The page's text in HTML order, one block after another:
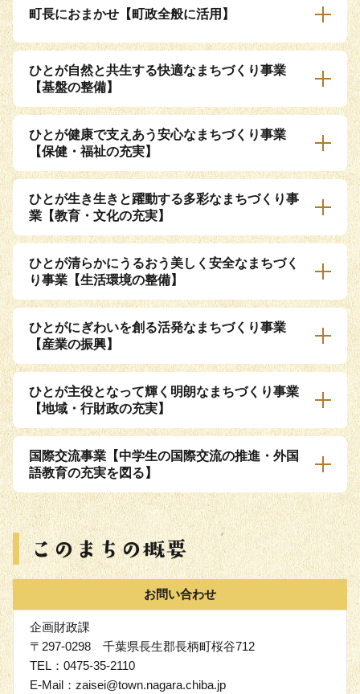
町長におまかせ【町政全般に活用】
ひとが自然と共生する快適なまちづくり事業
【基盤の整備】
ひとが健康で支えあう安心なまちづくり事業
【保健・福祉の充実】
ひとが生き生きと躍動する多彩なまちづくり事
業【教育・文化の充実】
ひとが清らかにうるおう美しく安全なまちづく
り事業【生活環境の整備】
ひとがにぎわいを創る活発なまちづくり事業
【産業の振興】
ひとが主役となって輝く明朗なまちづくり事業
【地域・行財政の充実】
国際交流事業【中学生の国際交流の推進・外国
語教育の充実を図る】
お問い合わせ
企画財政課
〒297-0298 千葉県長生郡長柄町桜谷712
TEL：0475-35-2110
E-Mail：zaisei@town.nagara.chiba.jp